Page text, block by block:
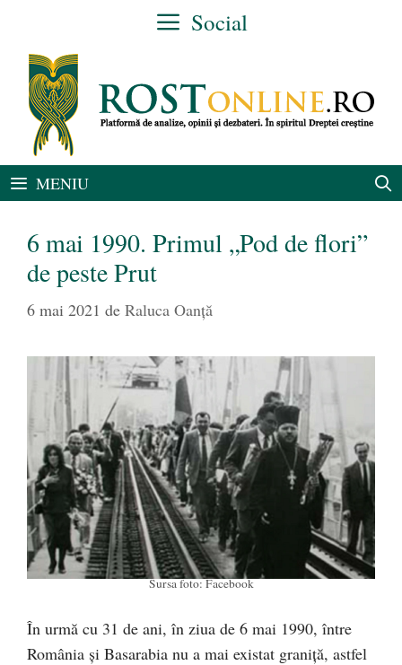
conținut
Social
MENIU
6 mai 1990. Primul „Pod de flori”
de peste Prut
6 mai 2021 de Raluca Oanță
Sursa foto: Facebook
În urmă cu 31 de ani, în ziua de 6 mai 1990, între
România și Basarabia nu a mai existat graniță, astfel